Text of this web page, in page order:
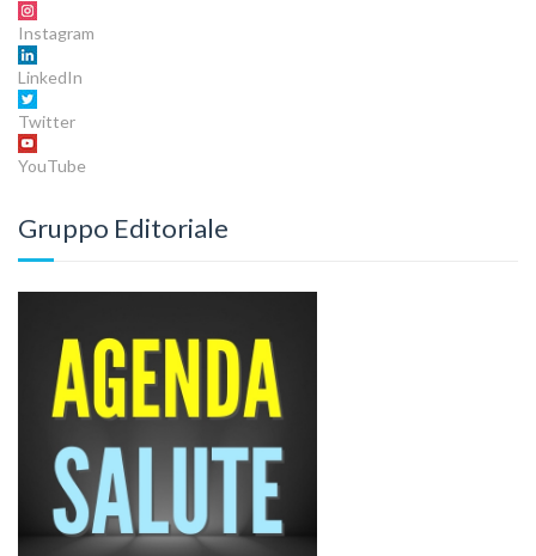
Instagram
LinkedIn
Twitter
YouTube
Gruppo Editoriale